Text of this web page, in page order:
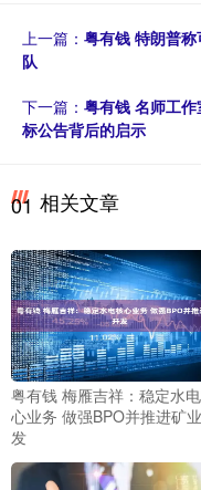
上一篇： 粤有钱 特朗普
队
下一篇： 粤有钱 名师工
标公告背后的启示
01 相关文章
粤有钱 梅雁吉祥：稳定水
心业务 做强BPO并推进矿
发